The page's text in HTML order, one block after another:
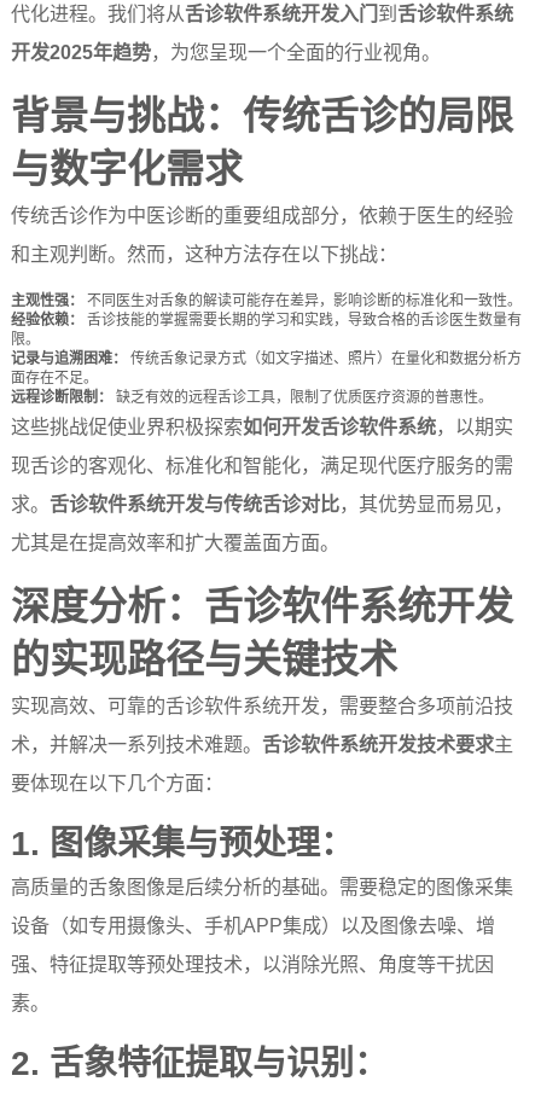
代化进程。我们将从舌诊软件系统开发入门到 舌诊软件系统
开发2025年趋势，为您呈现一个全面的行业视角。
背景与挑战：传统舌诊的局限
与数字化需求
传统舌诊作为中医诊断的重要组成部分，依赖于医生的经验
和主观判断。然而，这种方法存在以下挑战：
主观性强：
不同医生对舌象的解读可能存在差异，影响诊断的标准化和一致性。
经验依赖：
舌诊技能的掌握需要长期的学习和实践，导致合格的舌诊医生数量有
限。
记录与追溯困难：
传统舌象记录方式（如文字描述、照片）在量化和数据分析方
面存在不足。
远程诊断限制：
缺乏有效的远程舌诊工具，限制了优质医疗资源的普惠性。
这些挑战促使业界积极探索如何开发舌诊软件系统，以期实
现舌诊的客观化、标准化和智能化，满足现代医疗服务的需
求。 舌诊软件系统开发与传统舌诊对比，其优势显而易见，
尤其是在提高效率和扩大覆盖面方面。
深度分析：舌诊软件系统开发
的实现路径与关键技术
实现高效、可靠的舌诊软件系统开发，需要整合多项前沿技
术，并解决一系列技术难题。 舌诊软件系统开发技术要求主
要体现在以下几个方面：
1. 图像采集与预处理：
高质量的舌象图像是后续分析的基础。需要稳定的图像采集
设备（如专用摄像头、手机APP集成）以及图像去噪、增
强、特征提取等预处理技术，以消除光照、角度等干扰因
素。
2. 舌象特征提取与识别：